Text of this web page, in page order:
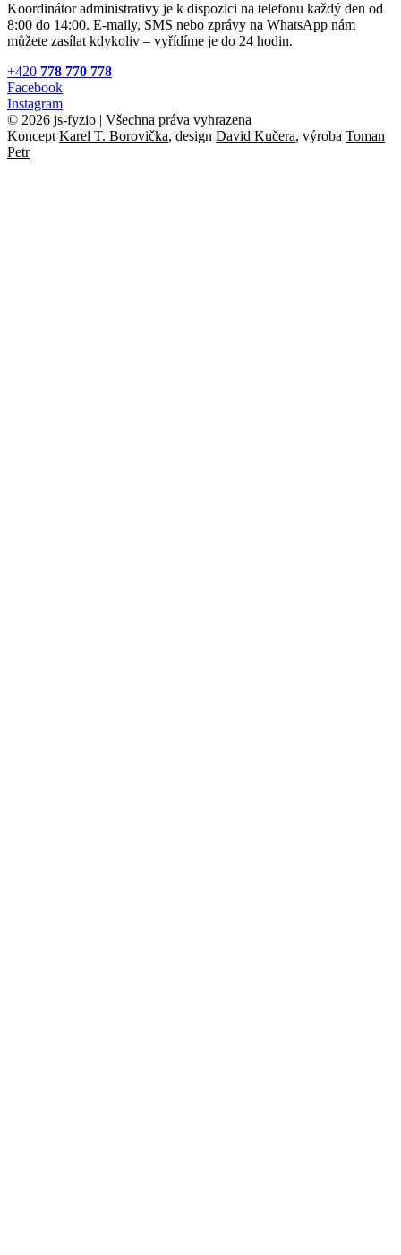
Koordinátor administrativy je k dispozici na telefonu každý den od
8:00 do 14:00. E-maily, SMS nebo zprávy na WhatsApp nám
můžete zasílat kdykoliv – vyřídíme je do 24 hodin.
+420 778 770 778
Facebook
Instagram
© 2026 js-fyzio | Všechna práva vyhrazena
Koncept Karel T. Borovička, design David Kučera, výroba Toman
Petr